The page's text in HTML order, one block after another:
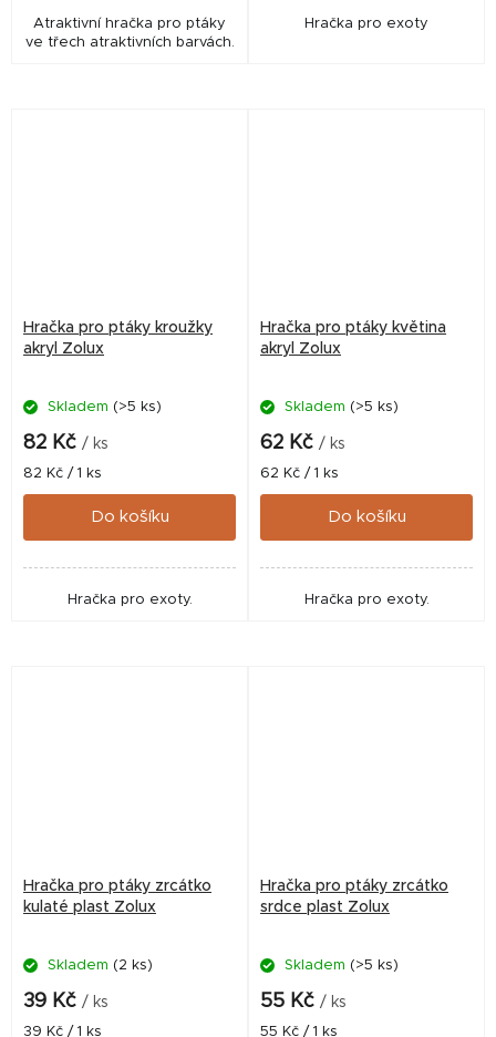
Atraktivní hračka pro ptáky
ve třech atraktivních barvách.
Hračka pro exoty
Hračka pro ptáky kroužky
akryl Zolux
Skladem (>5 ks)
82 Kč / ks
Měrná
cena:
82 Kč / 1 ks
Do košíku
Hračka pro exoty.
Hračka pro ptáky květina
akryl Zolux
Skladem (>5 ks)
62 Kč / ks
Měrná
cena:
62 Kč / 1 ks
Do košíku
Hračka pro exoty.
Hračka pro ptáky zrcátko
kulaté plast Zolux
Skladem (2 ks)
39 Kč / ks
Měrná
39 Kč / 1 ks
Hračka pro ptáky zrcátko
srdce plast Zolux
Skladem (>5 ks)
55 Kč / ks
Měrná
55 Kč / 1 ks